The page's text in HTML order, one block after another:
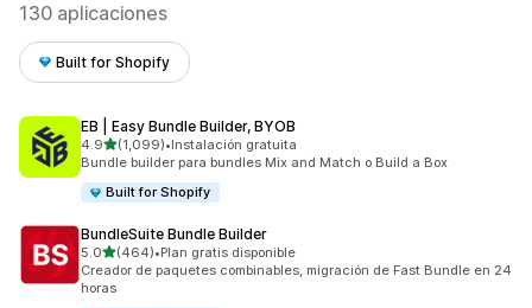
130 aplicaciones
Built for Shopify
EB | Easy Bundle Builder, BYOB
4.9de 5 estrellas
(1,099)
1099 reseñas en total
•Instalación gratuita
Bundle builder para bundles Mix and Match o Build a Box
Built for Shopify
BundleSuite Bundle Builder
5.0de 5 estrellas
(464)
464 reseñas en total
•Plan gratis disponible
Creador de paquetes combinables, migración de Fast Bundle en 24
horas